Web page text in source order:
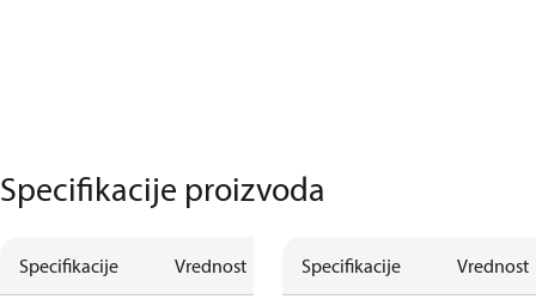
Specifikacije proizvoda
Specifikacije Vrednost Specifikacije Vrednost